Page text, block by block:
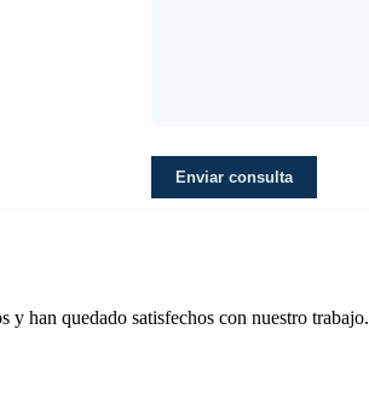
y han quedado satisfechos con nuestro trabajo.